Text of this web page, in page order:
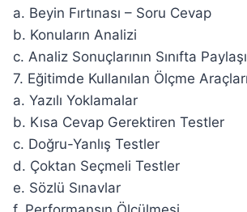
a. Beyin Fırtınası – Soru Cevap
b. Konuların Analizi
c. Analiz Sonuçlarının Sınıfta
7. Eğitimde Kullanılan Ölçme Araçları
a. Yazılı Yoklamalar
b. Kısa Cevap Gerektiren Testler
c. Doğru-Yanlış Testler
d. Çoktan Seçmeli Testler
e. Sözlü Sınavlar